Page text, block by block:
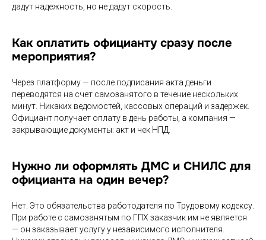
дадут надежность, но не дадут скорость.
Как оплатить официанту сразу после
мероприятия?
Через платформу — после подписания акта деньги
переводятся на счет самозанятого в течение нескольких
минут. Никаких ведомостей, кассовых операций и задержек.
Официант получает оплату в день работы, а компания —
закрывающие документы: акт и чек НПД.
Нужно ли оформлять ДМС и СНИЛС для
официанта на один вечер?
Нет. Это обязательства работодателя по Трудовому кодексу.
При работе с самозанятым по ГПХ заказчик им не является
— он заказывает услугу у независимого исполнителя.